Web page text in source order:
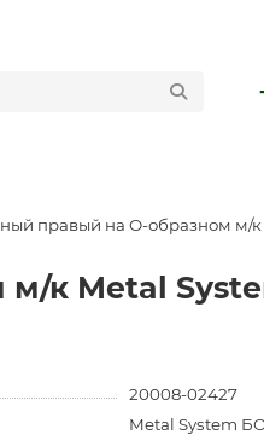
правый на О-образном м/
к Metal
20008-02427
Metal System